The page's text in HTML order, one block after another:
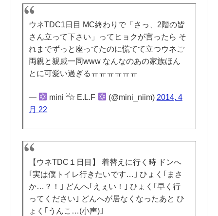
ウネTDC1日目 MC終わりで「さっ、2階の皆
さん立って下さい」ってヒョクが言ったら そ
れまでずっと座ってたのに慌てて立つウネご
両親と親戚一同www なんなのあの家族ほん
とに可愛い過ぎるㅠㅠㅠㅠㅠㅠ
— mini ۬৺۬☆ E.L.F (@mini_niim) 2014, 4
月 22
【ウネTDC１日目】 着替えに行く時 ドンへ
｢実は僕トイレ行きたいです…｣ ひょく｢まさ
か…？！｣ どんへ｢えぇい！｣ ひょく｢早く行
ってください｣ どんへが居なくなったあと ひ
ょく｢うんこ…(小声)｣